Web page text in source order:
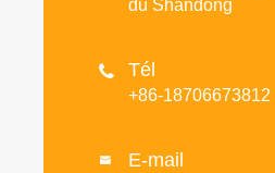
du Shandong
 Tél
+86-18706673812
 E-mail